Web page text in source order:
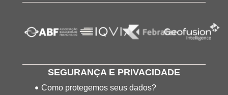
SEGURANÇA E PRIVACIDADE
Como protegemos seus dados?